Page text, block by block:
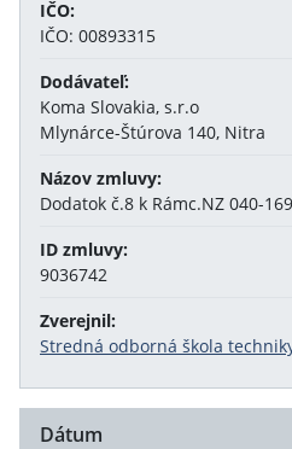
IČO:
IČO: 00893315
Dodávateľ:
Koma Slovakia, s.r.o
Mlynárce-Štúrova 140, Nitra
Názov zmluvy:
Dodatok č.8 k Rámc.NZ 040-
ID zmluvy:
9036742
Zverejnil:
Stredná odborná škola
Dátum